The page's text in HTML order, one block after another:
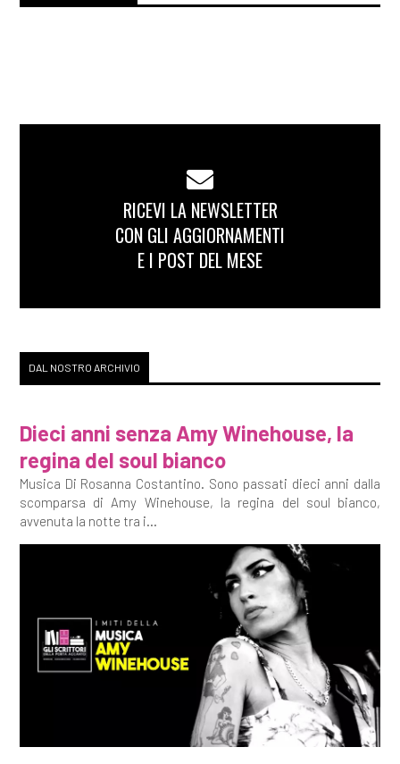
RICEVI LA NEWSLETTER
CON GLI AGGIORNAMENTI
E I POST DEL MESE
DAL NOSTRO ARCHIVIO
Dieci anni senza Amy Winehouse, la
regina del soul bianco
Musica Di Rosanna Costantino. Sono passati dieci anni dalla
scomparsa di Amy Winehouse, la regina del soul bianco,
avvenuta la notte tra i...